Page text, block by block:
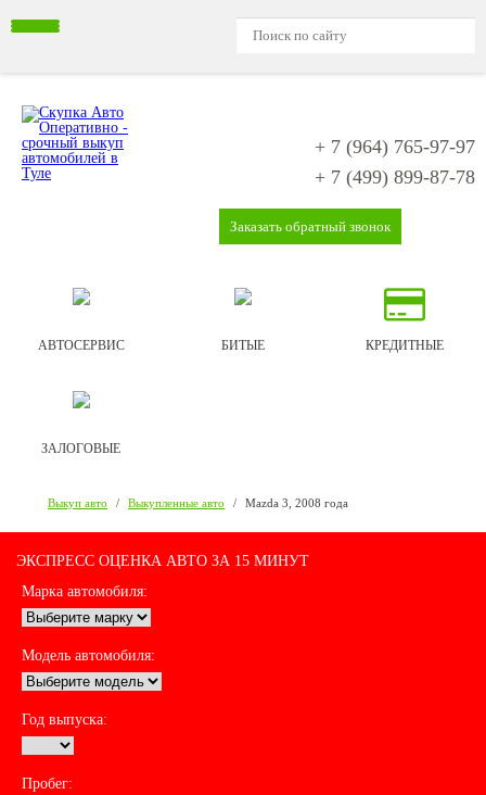
+ 7 (964) 765-97-97
+ 7 (499) 899-87-78
Заказать обратный звонок
АВТОСЕРВИС БИТЫЕ КРЕДИТНЫЕ
ЗАЛОГОВЫЕ
Выкуп авто / Выкупленные авто / Mazda 3, 2008 года
ЭКСПРЕСС ОЦЕНКА АВТО ЗА 15 МИНУТ
Марка автомобиля:
Модель автомобиля:
Год выпуска:
Пробег: